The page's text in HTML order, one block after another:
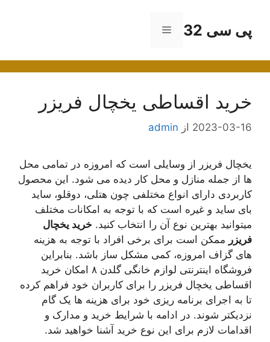
محتواپی سی 32 فهرست
خرید اقساطی یخچال فریزر
2023-03-16 از admin
یخچال فریزر از وسایلی است که امروزه در تمامی محل
ها از جمله منازل و محل کار دیده می شود. این محصول
کاربردی دارای انواع مختلفی چون هتلی، دوقلو، ساید
بای ساید و غیره است که با توجه به امکانات مختلف
میتوانید بهترین نوع آن را انتخاب کنید. خرید یخچال
فریزر ممکن است برای برخی افراد با توجه به هزینه
های گزاف امروزه، کمی مشکل ساز باشد. بنابراین
فروشگاه اینترنتی لوازم خانگی گلدن ۸ امکان خرید
اقساطی یخچال فریزر را برای کاربران خود فراهم کرده
تا به اجرای برنامه ریزی خود برای هزینه ها یک گام
نزدیکتر شوند. در ادامه با شرایط خرید و مدارک و
اقدامات لازم برای این نوع خرید آشنا خواهید شد.